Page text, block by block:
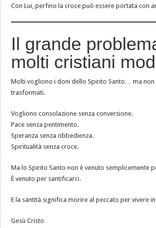
Con Lui, perfino la croce può essere portata con
Il grande
molti cristiani
Molti vogliono i doni dello Spirito Santo… ma non
trasformati.
Vogliono consolazione senza conversione.
Pace senza pentimento.
Speranza senza obbedienza.
Spiritualità senza croce.
Ma lo Spirito Santo non è venuto semplicemente
È venuto per santificarci.
E la santità significa morire al peccato per vivere
Gesù Cristo